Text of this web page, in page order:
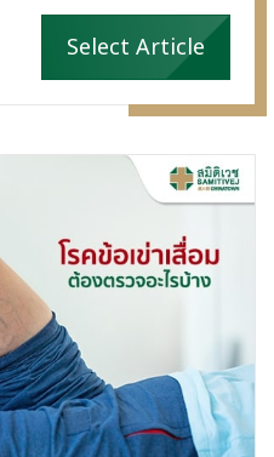
Select Article